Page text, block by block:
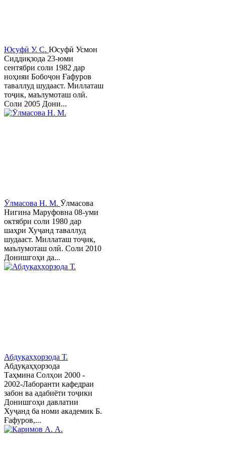
Юсуфӣ У. C. Юсуфӣ Усмон
Сиддиқзода 23-юми
сентябри соли 1982 дар
ноҳияи Бобоҷон Ғафуров
таваллуд шудааст. Миллаташ
тоҷик, маълумоташ олӣ.
Соли 2005 Дони...
Ӯлмасова Н. М. Ӯлмасова
Нигина Маруфовна 08-уми
октябри соли 1980 дар
шаҳри Хуҷанд таваллуд
шудааст. Миллаташ тоҷик,
маълумоташ олӣ. Соли 2010
Донишгоҳи да...
Абдуқаҳҳорзода Т.
Абдуқаҳҳорзода
Таҳмина Солҳои 2000 -
2002-Лаборанти кафедраи
забон ва адабиёти тоҷики
Донишгоҳи давлатии
Хуҷанд ба номи академик Б.
Ғафуров,...